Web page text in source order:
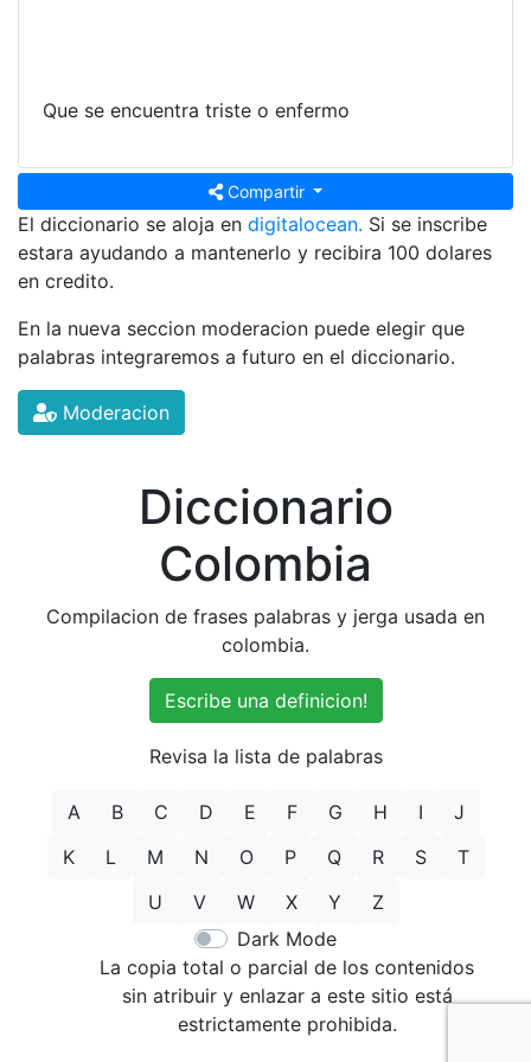
Que se encuentra triste o enfermo
Compartir
El diccionario se aloja en digitalocean. Si se inscribe
estara ayudando a mantenerlo y recibira 100 dolares
en credito.
En la nueva seccion moderacion puede elegir que
palabras integraremos a futuro en el diccionario.
Moderacion
Diccionario
Colombia
Compilacion de frases palabras y jerga usada en
colombia.
Escribe una definicion!
Revisa la lista de palabras
A B C D E F G H I
J
K
L M N O P Q R S
T
U
V W X Y
Z
Dark Mode
La copia total o parcial de los contenidos
sin atribuir y enlazar a este sitio está
estrictamente prohibida.